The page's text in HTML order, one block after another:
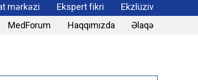
mərkəzi Ekspert fikri
Ekzlüziv
MedForum Haqqımızda Əlaqə